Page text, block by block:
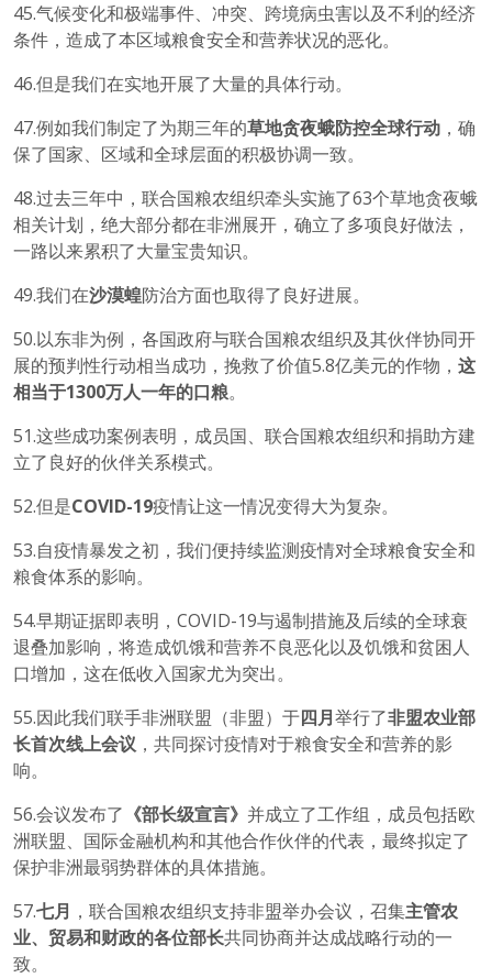
45.气候变化和极端事件、冲突、跨境病虫害以及不利的经济
条件，造成了本区域粮食安全和营养状况的恶化。
46.但是我们在实地开展了大量的具体行动。
47.例如我们制定了为期三年的草地贪夜蛾防控全球行动 ，确
保了国家、区域和全球层面的积极协调一致。
48.过去三年中，联合国粮农组织牵头实施了63个草地贪夜蛾
相关计划，绝大部分都在非洲展开，确立了多项良好做法，
一路以来累积了大量宝贵知识。
49.我们在沙漠蝗防治方面也取得了良好进展。
50.以东非为例，各国政府与联合国粮农组织及其伙伴协同开
展的预判性行动相当成功，挽救了价值5.8亿美元的作物， 这
相当于1300万人一年的口粮。
51.这些成功案例表明，成员国、联合国粮农组织和捐助方建
立了良好的伙伴关系模式。
52.但是COVID-19疫情让这一情况变得大为复杂。
53.自疫情暴发之初，我们便持续监测疫情对全球粮食安全和
粮食体系的影响。
54.早期证据即表明，COVID-19与遏制措施及后续的全球衰
退叠加影响，将造成饥饿和营养不良恶化以及饥饿和贫困人
口增加，这在低收入国家尤为突出。
55.因此我们联手非洲联盟（非盟）于四月举行了非盟农业部
长首次线上会议 ，共同探讨疫情对于粮食安全和营养的影
响。
56.会议发布了 《部长级宣言》 并成立了工作组，成员包括欧
洲联盟、国际金融机构和其他合作伙伴的代表，最终拟定了
保护非洲最弱势群体的具体措施。
57.七月 ，联合国粮农组织支持非盟举办会议，召集主管农
业、贸易和财政的各位部长共同协商并达成战略行动的一
致。